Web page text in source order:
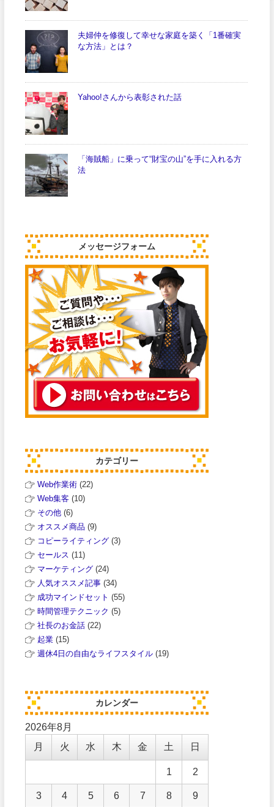
夫婦仲を修復して幸せな家庭を築く「1番確実
な方法」とは？
Yahoo!さんから表彰された話
「海賊船」に乗って“財宝の山”を手に入れる方
法
メッセージフォーム
カテゴリー
Web作業術 (22)
Web集客 (10)
その他 (6)
オススメ商品 (9)
コピーライティング (3)
セールス (11)
マーケティング (24)
人気オススメ記事 (34)
成功マインドセット (55)
時間管理テクニック (5)
社長のお金話 (22)
起業 (15)
週休4日の自由なライフスタイル (19)
カレンダー
2026年8月
月
火 水 木 金 土 日
1 2
3 4 5 6 7 8 9